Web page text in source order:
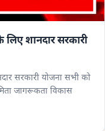
शानदार सरकारी
सरकारी योजना सभी को
जागरूकता विकास